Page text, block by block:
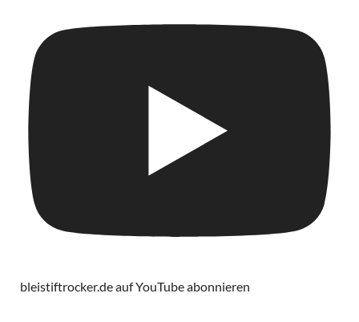
bleistiftrocker.de auf YouTube abonnieren